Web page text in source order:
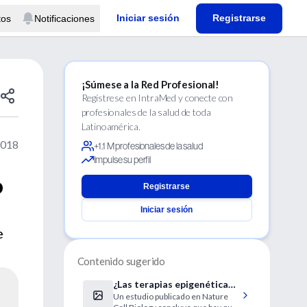
Notificaciones Iniciar sesión Registrarse
¡Súmese a la Red Profesional!
Regístrese en IntraMed y conecte con
profesionales de la salud de toda
Latinoamérica.
+1.1 M profesionales de la salud
Impulse su perfil
Registrarse
Iniciar sesión
Contenido sugerido
¿Las terapias epigenéticas
podrían originar tumores
Un estudio publicado en Nature